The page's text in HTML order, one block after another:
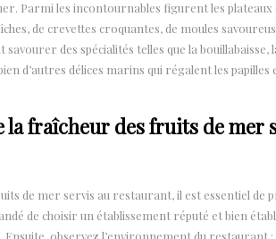
Parmi les incontournables figurent les
de crevettes croquantes, de moules
des spécialités telles que la bouillabaisse,
d’autres délices marins qui régalent les
la fraîcheur des fruits de mer
de mer servis au restaurant, il est essentiel de
de choisir un établissement réputé et bien
observez l’environnement du restaurant